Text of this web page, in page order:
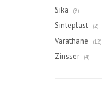
Sika (9)
Sinteplast (2)
Varathane (12)
Zinsser (4)